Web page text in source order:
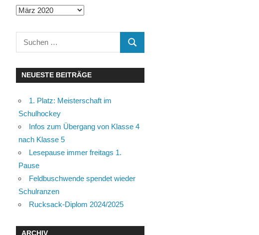
Archiv
Suchen
nach:
SUCHEN
NEUESTE BEITRÄGE
1. Platz: Meisterschaft im
Schulhockey
Infos zum Übergang von Klasse 4
nach Klasse 5
Lesepause immer freitags 1.
Pause
Feldbuschwende spendet wieder
Schulranzen
Rucksack-Diplom 2024/2025
ARCHIV